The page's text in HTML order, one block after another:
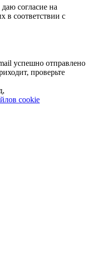
даю согласие на
в соответствии с
успешно отправлено
проверьте
cookie